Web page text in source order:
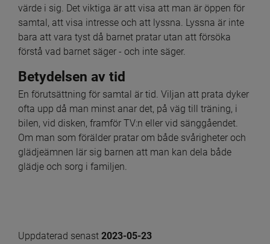
värde i sig. Det viktiga är att visa att man är öppen för
samtal, att visa intresse och att lyssna. Lyssna är inte
bara att vara tyst då barnet pratar utan att försöka
förstå vad barnet säger - och inte säger.
Betydelsen av tid
En förutsättning för samtal är tid. Viljan att prata dyker
ofta upp då man minst anar det, på väg till träning, i
bilen, vid disken, framför TV:n eller vid sänggåendet.
Om man som förälder pratar om både svårigheter och
glädjeämnen lär sig barnen att man kan dela både
glädje och sorg i familjen.
Uppdaterad senast 2023-05-23